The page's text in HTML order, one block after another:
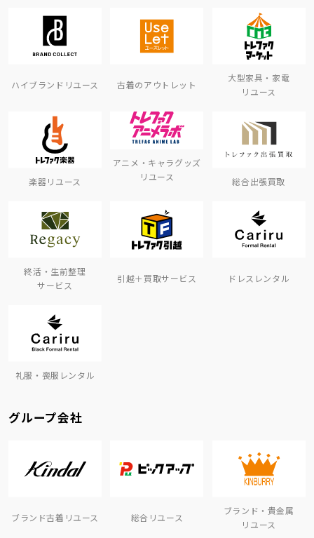
ハイブランドリユース 古着のアウトレット
大型家具・家電
リユース
楽器リユース
アニメ・キャラグッズ
リユース
総合出張買取
終活・生前整理
サービス
引越＋買取サービス ドレスレンタル
礼服・喪服レンタル
グループ会社
ブランド古着リユース 総合リユース
ブランド・貴金属
リユース